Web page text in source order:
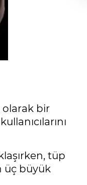
olarak bir
tüp
üç büyük